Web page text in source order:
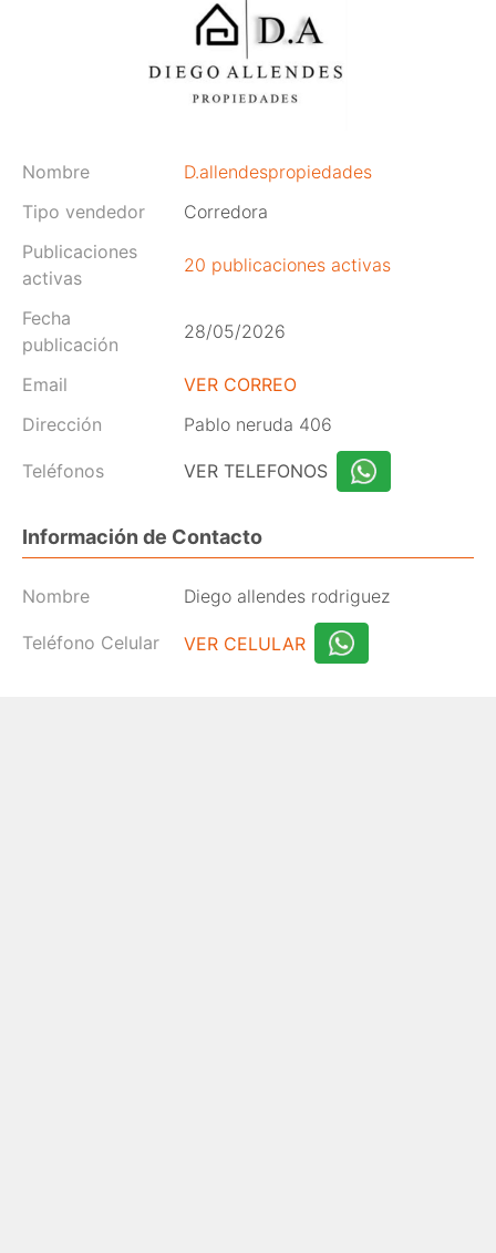
Nombre
D.allendespropiedades
Tipo vendedor
Corredora
Publicaciones
activas
20 publicaciones activas
Fecha
publicación
28/05/2026
Email
VER CORREO
Dirección
Pablo neruda 406
Teléfonos VER TELEFONOS
Información de Contacto
Nombre Diego allendes rodriguez
Teléfono Celular VER CELULAR